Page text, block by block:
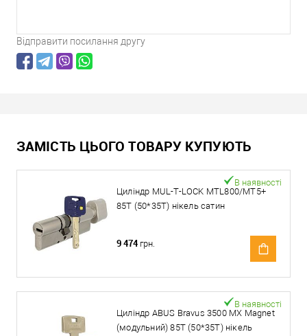
Відправити посилання другу
ЗАМІСТЬ ЦЬОГО ТОВАРУ КУПУЮТЬ
Циліндр MUL-T-LOCK MTL800/MT5+
85T (50*35T) нікель сатин
В наявності
9 474 грн.
Циліндр ABUS Bravus 3500 MX Magnet
(модульний) 85T (50*35T) нікель
В наявності